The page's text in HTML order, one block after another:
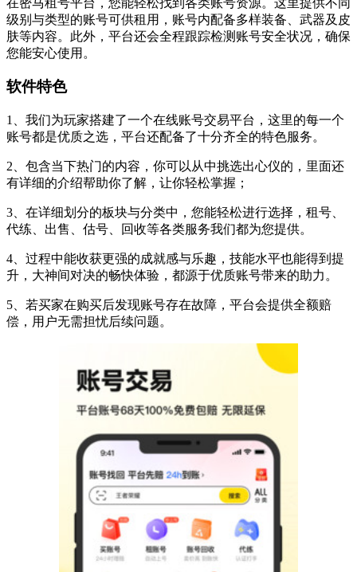
级别与类型的账号可供租用，账号内配备多样装备、武器及皮
肤等内容。此外，平台还会全程跟踪检测账号安全状况，确保
您能安心使用。
软件特色
1、我们为玩家搭建了一个在线账号交易平台，这里的每一个
账号都是优质之选，平台还配备了十分齐全的特色服务。
2、包含当下热门的内容，你可以从中挑选出心仪的，里面还
有详细的介绍帮助你了解，让你轻松掌握；
3、在详细划分的板块与分类中，您能轻松进行选择，租号、
代练、出售、估号、回收等各类服务我们都为您提供。
4、过程中能收获更强的成就感与乐趣，技能水平也能得到提
升，大神间对决的畅快体验，都源于优质账号带来的助力。
5、若买家在购买后发现账号存在故障，平台会提供全额赔
偿，用户无需担忧后续问题。